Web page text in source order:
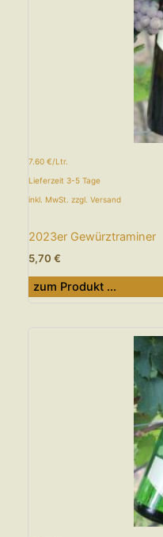
7.60 €/Ltr.
Lieferzeit 3-5 Tage
inkl. MwSt. zzgl. Versand
2023er Gewürztraminer
5,70 €
zum Produkt ...